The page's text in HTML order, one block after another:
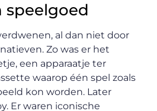
speelgoed
al dan niet door
Zo was er het
een apparaatje ter
waarop één spel zoals
kon worden. Later
Er waren iconische